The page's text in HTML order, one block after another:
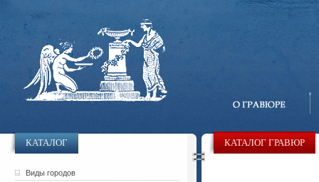
КАТАЛОГ
Виды городов
КАТАЛОГ ГРАВЮР